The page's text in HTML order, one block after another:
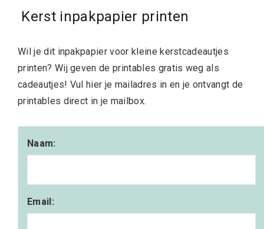
Kerst inpakpapier printen
Wil je dit inpakpapier voor kleine kerstcadeautjes
printen? Wij geven de printables gratis weg als
cadeautjes! Vul hier je mailadres in en je ontvangt de
printables direct in je mailbox.
Naam:
Email: